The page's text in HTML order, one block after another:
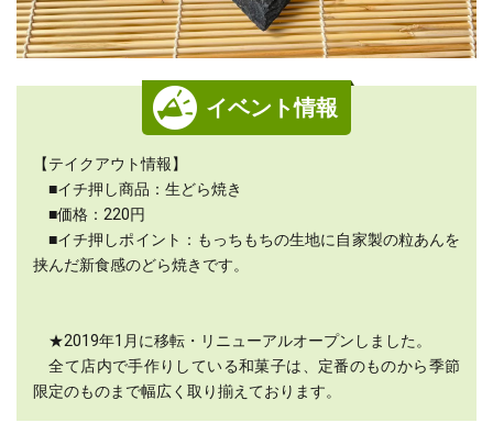
イベント情報
【テイクアウト情報】
■イチ押し商品：生どら焼き
■価格：220円
■イチ押しポイント：もっちもちの生地に自家製の粒あんを
挟んだ新食感のどら焼きです。
★2019年1月に移転・リニューアルオープンしました。
全て店内で手作りしている和菓子は、定番のものから季節
限定のものまで幅広く取り揃えております。